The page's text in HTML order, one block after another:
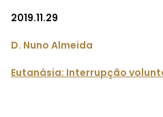
2019.11.29
D. Nuno Almeida
Eutanásia: Interrupção